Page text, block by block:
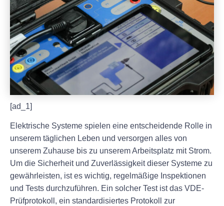
[ad_1]
Elektrische Systeme spielen eine entscheidende Rolle in
unserem täglichen Leben und versorgen alles von
unserem Zuhause bis zu unserem Arbeitsplatz mit Strom.
Um die Sicherheit und Zuverlässigkeit dieser Systeme zu
gewährleisten, ist es wichtig, regelmäßige Inspektionen
und Tests durchzuführen. Ein solcher Test ist das VDE-
Prüfprotokoll, ein standardisiertes Protokoll zur